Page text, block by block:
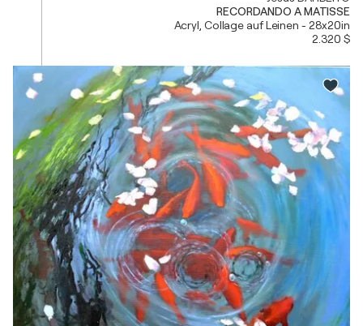
RECORDANDO A MATISSE
Acryl, Collage auf Leinen - 28x20in
2.320 $